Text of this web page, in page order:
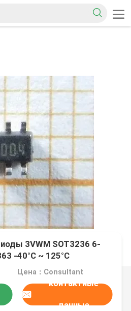
3VWM SOT3236 6-
-40°C ~ 125°C
Цена：Consultant
контактные
данные